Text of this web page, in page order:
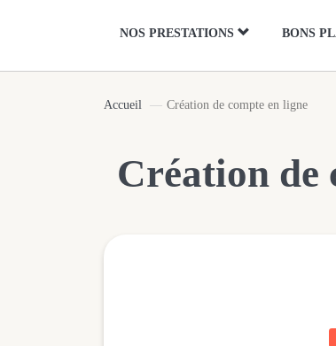
NOS PRESTATIONS BONS
Accueil Création de compte en ligne
Création de